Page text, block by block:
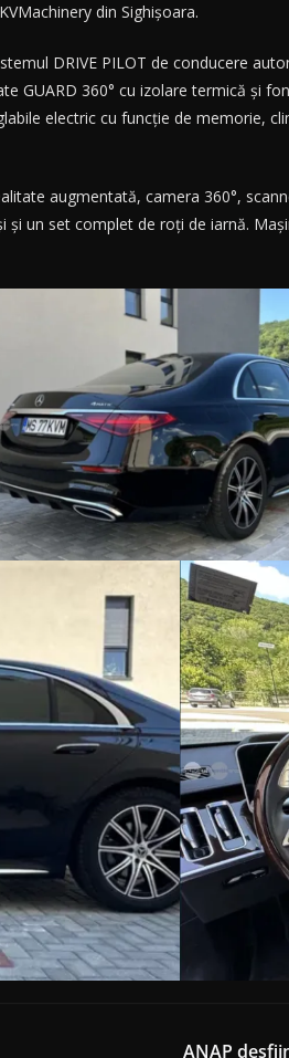
din Sighișoara.
DRIVE PILOT de conducere
GUARD 360° cu izolare termică și
electric cu funcție de memorie,
augmentată, camera 360°,
un set complet de roți de iarnă.
ANAP